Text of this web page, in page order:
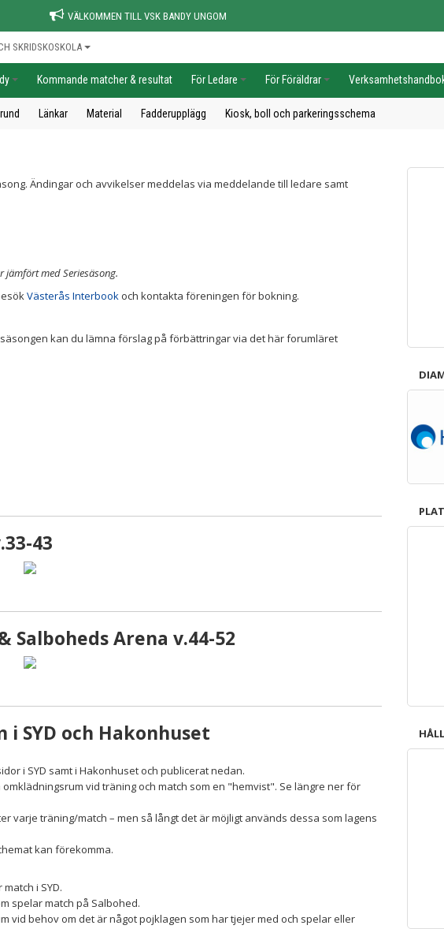
VÄLKOMMEN TILL VSK BANDY UNGOM
SKRIDSKOSKOLA
Kommande matcher & resultat För Ledare För Föräldrar
Länkar Material Fadderupplägg Kiosk, boll och parkeringsschema
Ändingar och avvikelser meddelas via meddelande till ledare samt
jämfört med Seriesäsong.
Västerås Interbook och kontakta föreningen för bokning.
kan du lämna förslag på förbättringar via det här forumläret
43
Salboheds Arena v.44-52
SYD och Hakonhuset
i SYD samt i Hakonhuset och publicerat nedan.
vid träning och match som en "hemvist". Se längre ner för
varje träning/match – men så långt det är möjligt används dessa som lagens
kan förekomma.
i SYD.
spelar match på Salbohed.
vid behov om det är något pojklagen som har tjejer med och spelar eller